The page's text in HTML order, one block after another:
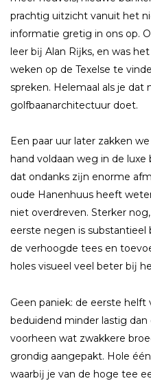
prachtig uitzicht vanuit het
informatie gretig in ons op.
leer bĳ Alan Rĳks, en was
weken op de Texelse te
spreken. Helemaal als je dat
golfbaanarchitectuur doet.
Een paar uur later zakken
hand voldaan weg in de
dat ondanks zĳn enorme
oude Hanenhuus heeft
niet overdreven. Sterker
eerste negen is
de verhoogde tees en
holes visueel veel beter bĳ
Geen paniek: de eerste
beduidend minder lastig
voorheen wat zwakkere
grondig aangepakt. Hole
waarbĳ je van de hoge tee